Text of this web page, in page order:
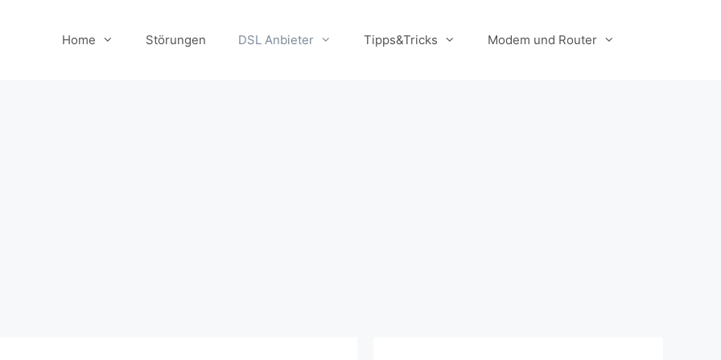
Home Störungen DSL Anbieter Tipps&Tricks Modem und Router